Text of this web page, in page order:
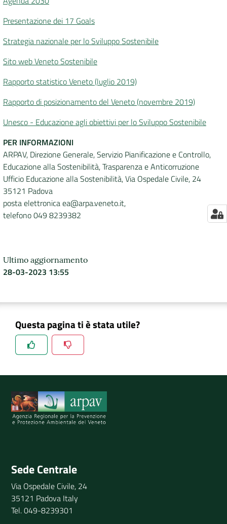
Presentazione dei 17 Goals
Strategia nazionale per lo Sviluppo Sostenibile
Sito web Veneto Sostenibile
Rapporto statistico Veneto (luglio 2019)
Rapporto di posizionamento del Veneto (novembre 2019)
Unesco - Educazione agli obiettivi per lo Sviluppo Sostenibile
PER INFORMAZIONI
ARPAV, Direzione Generale, Servizio Pianificazione e Controllo,
Educazione alla Sostenibilità, Trasparenza e Anticorruzione
Ufficio Educazione alla Sostenibilità, Via Ospedale Civile, 24
35121 Padova
posta elettronica ea@arpa.veneto.it,
telefono 049 8239382
Ultimo aggiornamento
28-03-2023 13:55
Questa pagina ti è stata utile?
Spiegaci perchè, e aiutaci a migliorare il servizio
Sede Centrale
Via Ospedale Civile, 24
35121 Padova Italy
Tel. 049-8239301